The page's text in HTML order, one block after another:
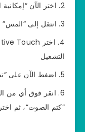
اختر الآن
انتقل إلى “المس”
التشغيل
اضغط الآن على
انقر فوق أي من
“كتم الصوت”، ثم